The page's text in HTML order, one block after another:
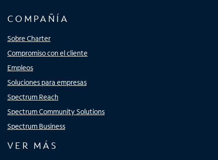
COMPAÑÍA
Sobre Charter
Compromiso con el cliente
Empleos
Soluciones para empresas
Spectrum Reach
Spectrum Community Solutions
Spectrum Business
VER MÁS